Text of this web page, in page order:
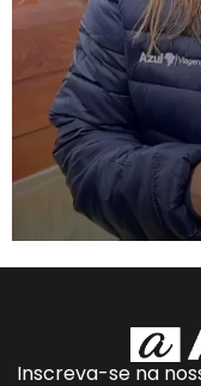
Inscreva-se na